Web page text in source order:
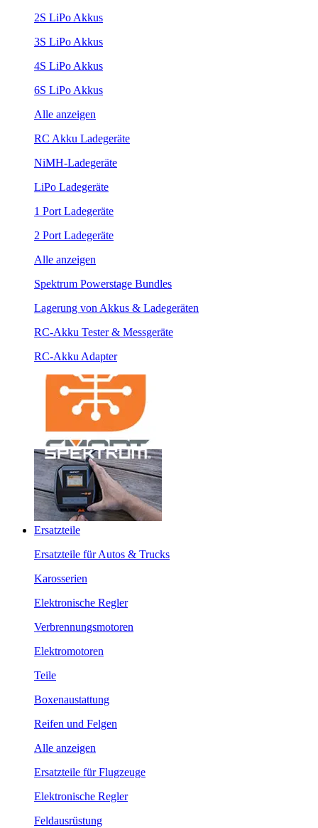
2S LiPo Akkus
3S LiPo Akkus
4S LiPo Akkus
6S LiPo Akkus
Alle anzeigen
RC Akku Ladegeräte
NiMH-Ladegeräte
LiPo Ladegeräte
1 Port Ladegeräte
2 Port Ladegeräte
Alle anzeigen
Spektrum Powerstage Bundles
Lagerung von Akkus & Ladegeräten
RC-Akku Tester & Messgeräte
RC-Akku Adapter
Ersatzteile
Ersatzteile für Autos & Trucks
Karosserien
Elektronische Regler
Verbrennungsmotoren
Elektromotoren
Teile
Boxenaustattung
Reifen und Felgen
Alle anzeigen
Ersatzteile für Flugzeuge
Elektronische Regler
Feldausrüstung